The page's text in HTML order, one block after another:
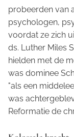
probeerden van
psychologen,
voordat ze zich
ds. Luther Miles
hielden met de
was dominee
"als een
was
Reformatie de